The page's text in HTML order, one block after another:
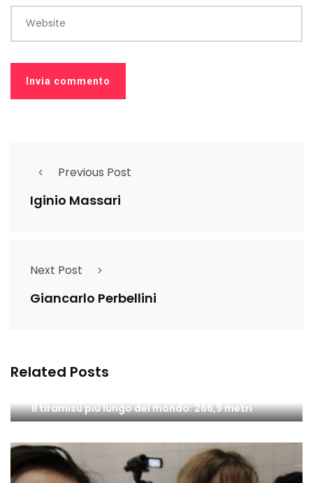
Website
Previous Post
Iginio Massari
Next Post
Giancarlo Perbellini
Related Posts
Il tiramisù più lungo del mondo: 266,9 metri